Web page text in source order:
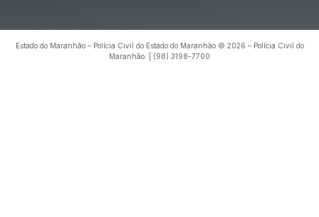
Estado do Maranhão – Polícia Civil do Estado do Maranhão © 2026 – Polícia Civil do
Maranhão. | (98) 3198-7700